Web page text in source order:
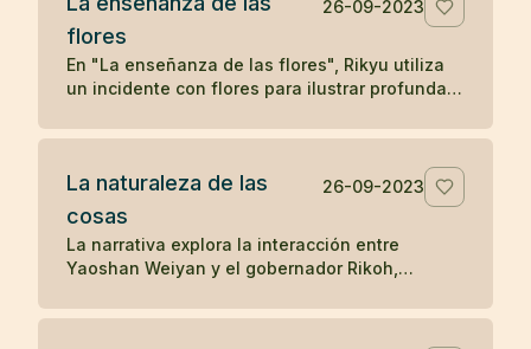
parte del discípulo, solidificando su relación
maestro-discípulo en un vínculo eterno de
respeto y aprendizaje.
flores
26-09-2023
En "La enseñanza de las flores", Rikyu utiliza
un incidente con flores para ilustrar profundas
transitoria de los fenómenos y la interconexión
la transformación y la percepción influyen en
La naturaleza de las
cosas
26-09-2023
La narrativa explora la interacción entre
Yaoshan Weiyan y el gobernador Rikoh,
un poema, la comprensión súbita de Rikoh